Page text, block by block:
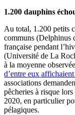
1.200 dauphins
Au total, 1.200 petits
communs (Delphinus
française pendant
(Université de La
à la moyenne
d’entre eux
associations
pêcheries à risque
2020, en particulier
pélagiques.